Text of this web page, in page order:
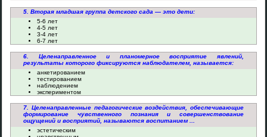
5. Вторая младшая группа детского сада — это дети:
5-6 лет
4-5 лет
3-4 лет
6-7 лет
6. Целенаправленное и планомерное восприятие явлений,
результаты которого фиксируются наблюдателем, называется:
анкетированием
тестированием
наблюдением
экспериментом
7. Целенаправленные педагогические воздействия, обеспечивающие
формирование чувственного познания и совершенствование
ощущений и восприятий, называются воспитанием ...
эстетическим